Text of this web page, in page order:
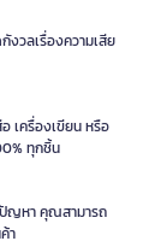
วลเรื่องความเสีย
เครื่องเขียน หรือ
ทุกชิ้น
ปัญหา คุณสามารถ
า